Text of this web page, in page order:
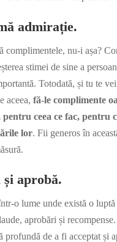
admirație.
complimentele, nu-i așa?
stimei de sine a
Totodată, și tu te
aceea, fă-le complimente
pentru ceea ce fac, pentru
lor. Fii generos în
aprobă.
o lume unde există o
aprobări și
profundă de a fi acceptat și